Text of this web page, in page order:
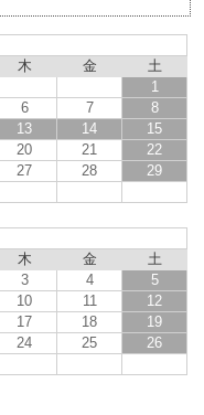
木 金
土
1
6 7
8
13 14
15
20 21
22
27 28
29
木 金
土
3 4
5
10 11
12
17 18
19
24 25
26